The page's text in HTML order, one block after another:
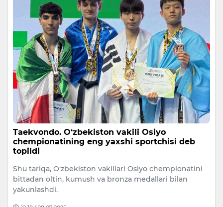
Taekvondo. O‘zbekiston vakili Osiyo
chempionatining eng yaxshi sportchisi deb
topildi
Shu tariqa, O‘zbekiston vakillari Osiyo chempionatini
bittadan oltin, kumush va bronza medallari bilan
yakunlashdi.